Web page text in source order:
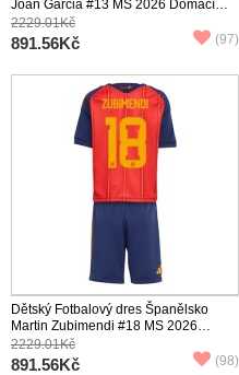
Joan Garcia #13 MS 2026 Domácí
Krátký Rukáv (+ trenýrky)
2229.01Kč
891.56Kč (97)
Dětský Fotbalový dres Španělsko
Martin Zubimendi #18 MS 2026
Domácí Krátký Rukáv (+ trenýrky)
2229.01Kč
891.56Kč (98)